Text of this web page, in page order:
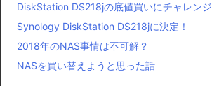
DiskStation DS218jの底値買いにチャレンジ
Synology DiskStation DS218jに決定！
2018年のNAS事情は不可解？
NASを買い替えようと思った話